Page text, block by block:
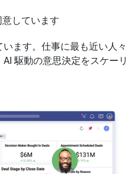
しています
ます。仕事に最も近い人々
駆動の意思決定をスケーリ